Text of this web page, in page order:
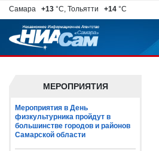
Самара +13 °C, Тольятти +14 °C
МЕРОПРИЯТИЯ
Мероприятия в День
физкультурника пройдут в
большинстве городов и районов
Самарской области